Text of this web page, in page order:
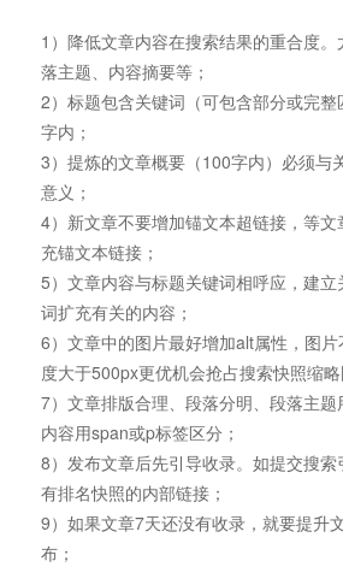
1）降低文章内容在搜索结果的重合度
落主题、内容摘要等；
2）标题包含关键词（可包含部分或完
字内；
3）提炼的文章概要（100字内）必须与
意义；
4）新文章不要增加锚文本超链接，等
充锚文本链接；
5）文章内容与标题关键词相呼应，建
词扩充有关的内容；
6）文章中的图片最好增加alt属性，图
度大于500px更优机会抢占搜索快照缩略
7）文章排版合理、段落分明、段落主
内容用span或p标签区分；
8）发布文章后先引导收录。如提交搜
有排名快照的内部链接；
9）如果文章7天还没有收录，就要提升
布；